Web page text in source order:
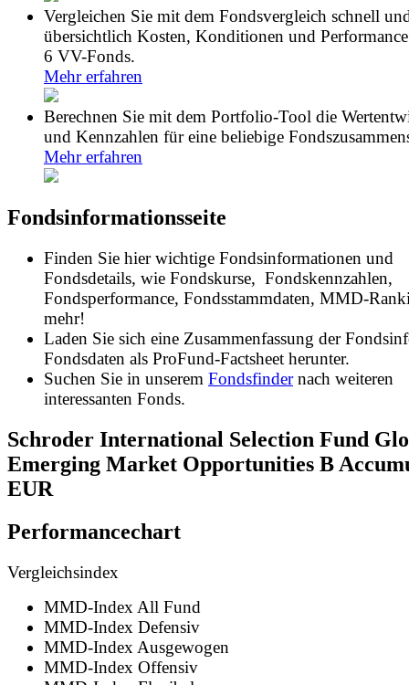
Vergleichen Sie mit dem Fondsvergleich schnell
übersichtlich Kosten, Konditionen und
6 VV-Fonds.
Mehr erfahren
Berechnen Sie mit dem Portfolio-Tool die
und Kennzahlen für eine beliebige
Mehr erfahren
Fondsinformationsseite
Finden Sie hier wichtige Fondsinformationen und
Fondsdetails, wie Fondskurse, Fondskennzahlen,
Fondsperformance, Fondsstammdaten, MMD-
mehr!
Laden Sie sich eine Zusammenfassung der
Fondsdaten als ProFund-Factsheet herunter.
Suchen Sie in unserem Fondsfindernach weiteren
interessanten Fonds.
Schroder International Selection Fund
Emerging Market Opportunities B
EUR
Performancechart
Vergleichsindex
MMD-Index All Fund
MMD-Index Defensiv
MMD-Index Ausgewogen
MMD-Index Offensiv